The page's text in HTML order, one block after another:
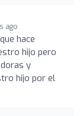
ago
hace
hijo pero
y
hijo por el